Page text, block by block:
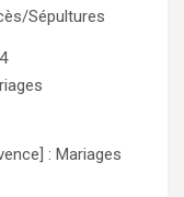
Sépultures
: Mariages